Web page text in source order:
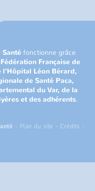
fonctionne grâce
Fédération Française de
Léon Bérard,
de Santé Paca,
du Var, de la
et des adhérents.
- Plan du site - Crédits -